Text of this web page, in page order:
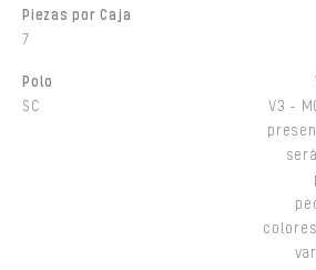
Piezas por Caja
7
Polo
SC
V3 -